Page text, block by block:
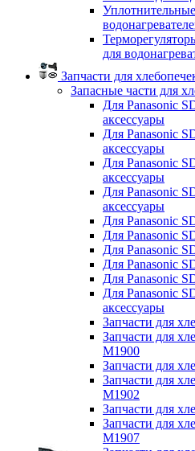
для
Запчасти для
Запасные части для
Для Panasonic
аксессуары
Для Panasonic
аксессуары
Для Panasonic
аксессуары
Для Panasonic
аксессуары
Для Panasonic
Для Panasonic
Для Panasonic
Для Panasonic
Для Panasonic
Для Panasonic
аксессуары
Запчасти для
Запчасти для
M1900
Запчасти для
Запчасти для
M1902
Запчасти для
Запчасти для
M1907